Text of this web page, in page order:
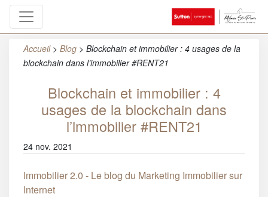
Accueil > Blog > Blockchain et immobilier : 4 usages de la
blockchain dans l’immobilier #RENT21
Blockchain et immobilier : 4
usages de la blockchain dans
l’immobilier #RENT21
24 nov. 2021
Immobilier 2.0 - Le blog du Marketing Immobilier sur
Internet